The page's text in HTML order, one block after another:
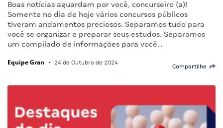
Boas notícias aguardam por você, concurseiro (a)!
Somente no dia de hoje vários concursos públicos
tiveram andamentos preciosos. Separamos tudo para
você se organizar e preparar seus estudos. Separamos
um compilado de informações para você…
Equipe Gran • 24 de Outubro de 2024
Compartilhe